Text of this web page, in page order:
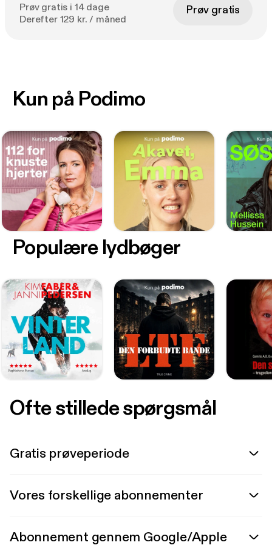
Prøv gratis i 14 dage
Derefter 129 kr. / måned
Prøv gratis
Kun på Podimo
Populære lydbøger
Ofte stillede spørgsmål
Gratis prøveperiode
Vores forskellige abonnementer
Abonnement gennem Google/Apple